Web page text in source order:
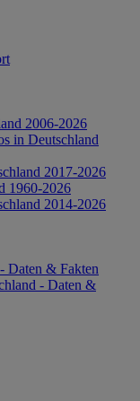
2006-2026
in Deutschland
2017-2026
1960-2026
2014-2026
Daten & Fakten
- Daten &